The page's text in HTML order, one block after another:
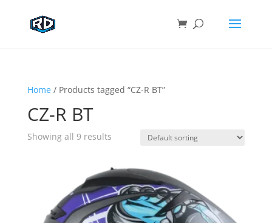
Home/ Products tagged “CZ-R BT”
CZ-R BT
Showing all 9 results